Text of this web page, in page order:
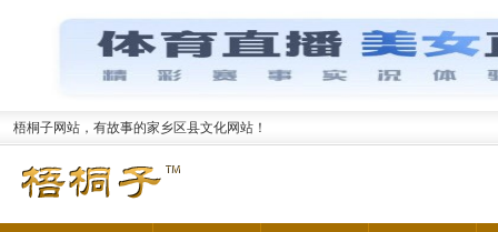
梧桐子网站，有故事的家乡区县文化网站！